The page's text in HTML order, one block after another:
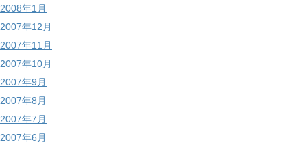
2008年1月
2007年12月
2007年11月
2007年10月
2007年9月
2007年8月
2007年7月
2007年6月